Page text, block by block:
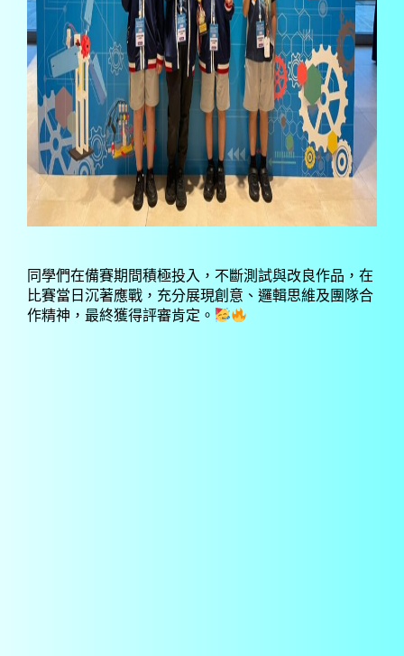
同學們在備賽期間積極投入，不斷測試與改良作品，在
比賽當日沉著應戰，充分展現創意、邏輯思維及團隊合
作精神，最終獲得評審肯定。